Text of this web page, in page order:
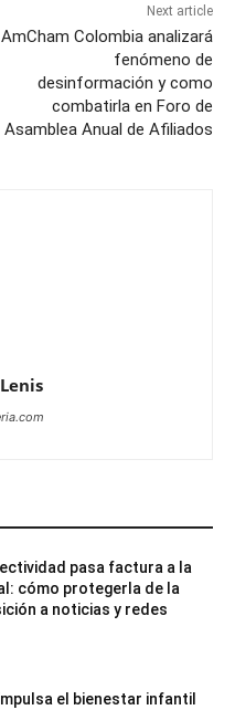
Next article
AmCham Colombia analizará
fenómeno de
desinformación y como
combatirla en Foro de
Asamblea Anual de Afiliados
pasa factura a la
cómo protegerla de la
a noticias y redes
el bienestar infantil